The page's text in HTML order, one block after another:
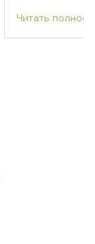
Читать